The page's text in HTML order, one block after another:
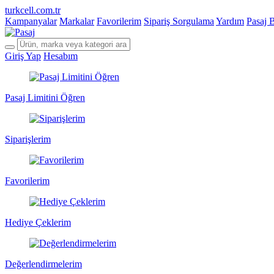
turkcell.com.tr
Kampanyalar Markalar Favorilerim Sipariş Sorgulama Yardım Pasaj
Giriş Yap Hesabım
Pasaj Limitini Öğren
Siparişlerim
Favorilerim
Hediye Çeklerim
Değerlendirmelerim